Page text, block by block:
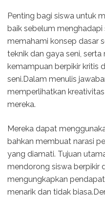
Penting bagi siswa untuk
baik sebelum menghadapi
memahami konsep dasar
teknik dan gaya seni,
kemampuan berpikir kritis
seni.Dalam menulis
memperlihatkan
mereka.
Mereka dapat
bahkan membuat narasi
yang diamati. Tujuan
mendorong siswa berpikir
mengungkapkan
menarik dan tidak